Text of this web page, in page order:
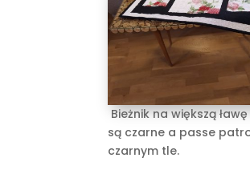
Bieżnik na większą
są czarne a passe
czarnym tle.